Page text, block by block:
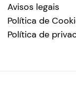
Avisos legais
Política de
Política de